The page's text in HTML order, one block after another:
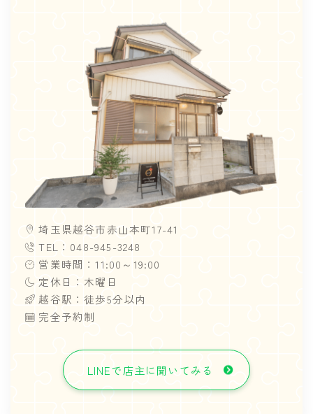
埼玉県越谷市赤山本町17-41
TEL：048-945-3248
営業時間：11:00～19:00
定休日：木曜日
越谷駅：徒歩5分以内
完全予約制
LINEで店主に聞いてみる